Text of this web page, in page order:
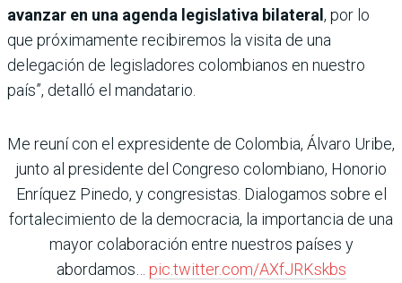
avanzar en una agenda legislativa bilateral, por lo
que próximamente recibiremos la visita de una
delegación de legisladores colombianos en nuestro
país”, detalló el mandatario.
Me reuní con el expresidente de Colombia, Álvaro Uribe,
junto al presidente del Congreso colombiano, Honorio
Enríquez Pinedo, y congresistas. Dialogamos sobre el
fortalecimiento de la democracia, la importancia de una
mayor colaboración entre nuestros países y
abordamos… pic.twitter.com/AXfJRKskbs